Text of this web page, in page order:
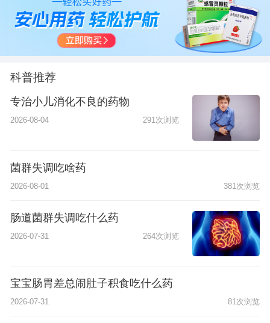
科普推荐
专治小儿消化不良的药物
2026-08-04 291次浏览
菌群失调吃啥药
2026-08-01 381次浏览
肠道菌群失调吃什么药
2026-07-31 264次浏览
宝宝肠胃差总闹肚子积食吃什么药
2026-07-31 81次浏览